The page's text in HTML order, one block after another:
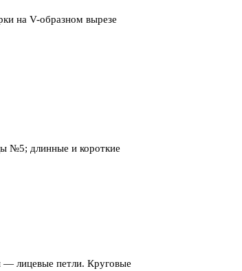
на V-образном вырезе
№5; длинные и короткие
лицевые петли. Круговые